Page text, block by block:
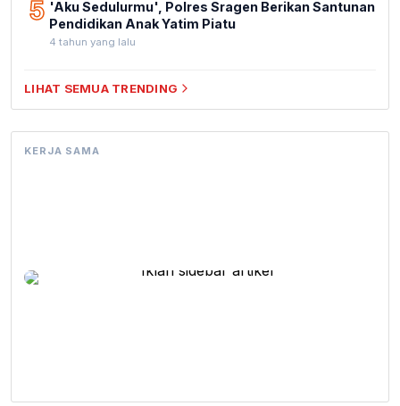
5 'Aku Sedulurmu', Polres Sragen Berikan Santunan
Pendidikan Anak Yatim Piatu
4 tahun yang lalu
LIHAT SEMUA TRENDING
KERJA SAMA